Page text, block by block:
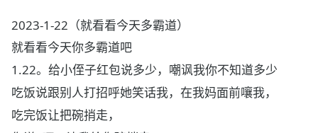
2023-1-22（就看看今天多霸道）
就看看今天你多霸道吧
1.22。给小侄子红包说多少，嘲讽我你不知道多少
吃饭说跟别人打招呼她笑话我，在我妈面前嚷我，
吃完饭让把碗捎走，